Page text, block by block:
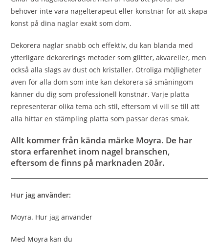
behöver inte vara nagelterapeut eller konstnär för att skapa
konst på dina naglar exakt som dom.
Dekorera naglar snabb och effektiv, du kan blanda med
ytterligare dekorerings metoder som glitter, akvareller, men
också alla slags av dust och kristaller. Otroliga möjligheter
även för alla dom som inte kan dekorera så småningom
känner du dig som professionell konstnär. Varje platta
representerar olika tema och stil, eftersom vi vill se till att
alla hittar en stämpling platta som passar deras smak.
Allt kommer från kända märke Moyra. De har
stora erfarenhet inom nagel branschen,
eftersom de finns på marknaden 20år.
Hur jag använder:
Moyra. Hur jag använder
Med Moyra kan du